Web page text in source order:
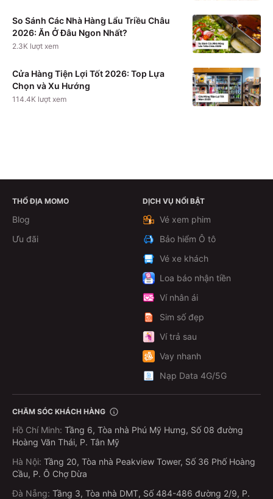
So Sánh Các Nhà Hàng Lẩu Triều Châu
2026: Ăn Ở Đâu Ngon Nhất?
2.3K lượt xem
Cửa Hàng Tiện Lợi Tốt 2026: Top Lựa
Chọn và Xu Hướng
114.4K lượt xem
Theo dõi
THỔ ĐỊA MOMO
Blog
Ưu đãi
DỊCH VỤ NỔI BẬT
Vé xem phim
Bảo hiểm Ô tô
Vé xe khách
Loa báo nhận tiền
Ví nhân ái
Sim số đẹp
Ví trả sau
Vay nhanh
Nạp Data 4G/5G
CHĂM SÓC KHÁCH HÀNG
Hồ Chí Minh: Tầng 6, Tòa nhà Phú Mỹ Hưng, Số 08 đường
Hoàng Văn Thái, P. Tân Mỹ
Hà Nội: Tầng 20, Tòa nhà Peakview Tower, Số 36 Phố Hoàng
Cầu, P. Ô Chợ Dừa
Đà Nẵng: Tầng 3, Tòa nhà DMT, Số 484-486 đường 2/9, P.